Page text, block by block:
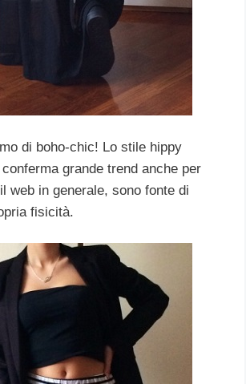
di boho-chic! Lo stile hippy
grande trend anche per
web in generale, sono fonte di
fisicità.